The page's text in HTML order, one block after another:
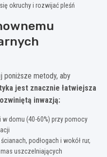
okruchy i rozwijać pleśń
poniższe metody, aby
jest znacznie łatwiejsza
inwazją:
domu (40-60%) przy pomocy
podłogach i wokół rur,
uszczelniających